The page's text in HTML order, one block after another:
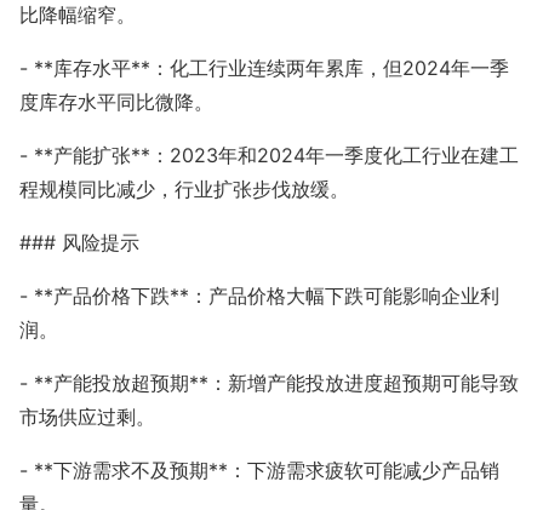
比降幅缩窄。
- **库存水平**：化工行业连续两年累库，但2024年一季
度库存水平同比微降。
- **产能扩张**：2023年和2024年一季度化工行业在建工
程规模同比减少，行业扩张步伐放缓。
### 风险提示
- **产品价格下跌**：产品价格大幅下跌可能影响企业利
润。
- **产能投放超预期**：新增产能投放进度超预期可能导致
市场供应过剩。
- **下游需求不及预期**：下游需求疲软可能减少产品销
量。